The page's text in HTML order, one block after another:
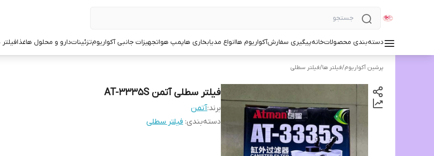
دسته‌بندی محصولاتخانهپیگیری سفارشآکواریوم هاانواع مدیابخاری هاپمپ هواتجهیزات جانبی آکواریومتزئیناتدارو و محلول هاغذافیلتر
پرشین آکواریوم/فیلتر ها/فیلتر سطلی
فیلتر سطلی آتمن AT-3335S
برند:آتمن
دسته‌بندی: فیلتر سطلی